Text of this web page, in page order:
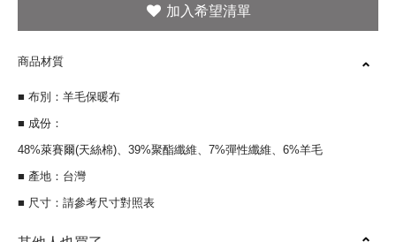
商品材質
■ 布別：羊毛保暖布
■ 成份：
48%萊賽爾(天絲棉)、39%聚酯纖維、7%彈性纖維、6%羊毛
■ 產地：台灣
■ 尺寸：請參考尺寸對照表